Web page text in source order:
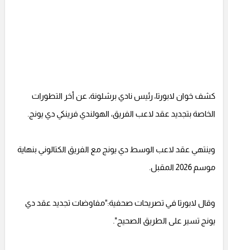
كشف خوان لابورتا، رئيس نادي برشلونة، عن أخر التطورات
الخاصة بتجديد عقد لاعب الفريق، الهولندي فرينكي دي يونج.
وينتهي عقد لاعب الوسط دي يونج مع الفريق الكتالوني بنهاية
موسم 2026 المقبل.
وقال لابورتا في تصريحات صحفية:"مفاوضات تجديد عقد دي
يونج تسير على الطريق الصحيح".